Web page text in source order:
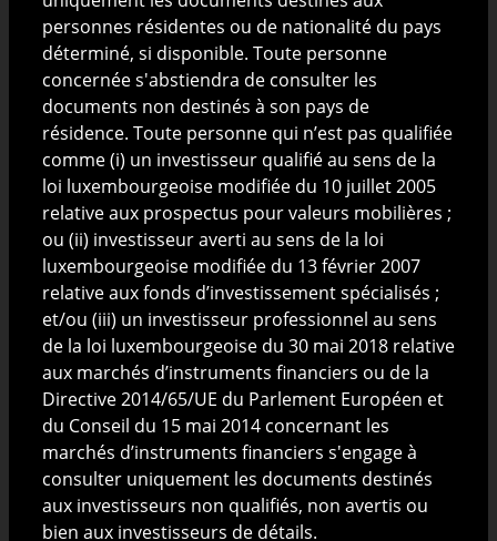
Nature de l'information disponible sur ce site
Les informations publiées sur le site ne sont
constitutives ni d'une offre de produits ou de services
pouvant être assimilée à un appel public à l'épargne
ou à une quelconque activité de démarchage ou de
sollicitation à l'achat ou à la vente de valeurs
mobilières ni d'une incitation ou d'un conseil en vue
d'un quelconque investissement ou arbitrage de
valeurs mobilières par toute personne dans toute
juridiction dans laquelle une telle offre ou invitation
serait considérée comme illégale ou dans laquelle la
personne proposant cette offre ou invitation n'est
pas qualifiée pour le faire ou à toute personne à qui il
est illégal de proposer une telle offre ou invitation.
Les informations présentées sur ce site ont été
obtenues ou tirées, en tout ou en partie, de sources
jugées fiables. CIGOGNE Management décline toute
responsabilité quant à leur exactitude ou à leur
personnes résidentes ou de nationalité du pays
déterminé, si disponible. Toute personne
concernée s'abstiendra de consulter les
documents non destinés à son pays de
résidence. Toute personne qui n’est pas qualifiée
comme (i) un investisseur qualifié au sens de la
loi luxembourgeoise modifiée du 10 juillet 2005
relative aux prospectus pour valeurs mobilières ;
ou (ii) investisseur averti au sens de la loi
luxembourgeoise modifiée du 13 février 2007
relative aux fonds d’investissement spécialisés ;
et/ou (iii) un investisseur professionnel au sens
de la loi luxembourgeoise du 30 mai 2018 relative
aux marchés d’instruments financiers ou de la
Directive 2014/65/UE du Parlement Européen et
du Conseil du 15 mai 2014 concernant les
marchés d’instruments financiers s'engage à
consulter uniquement les documents destinés
aux investisseurs non qualifiés, non avertis ou
bien aux investisseurs de détails.